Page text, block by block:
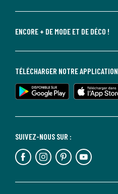
ENCORE + DE MODE ET DE DÉCO !
SUIVEZ-NOUS SUR :
TÉLÉCHARGER NOTRE APPLICATION